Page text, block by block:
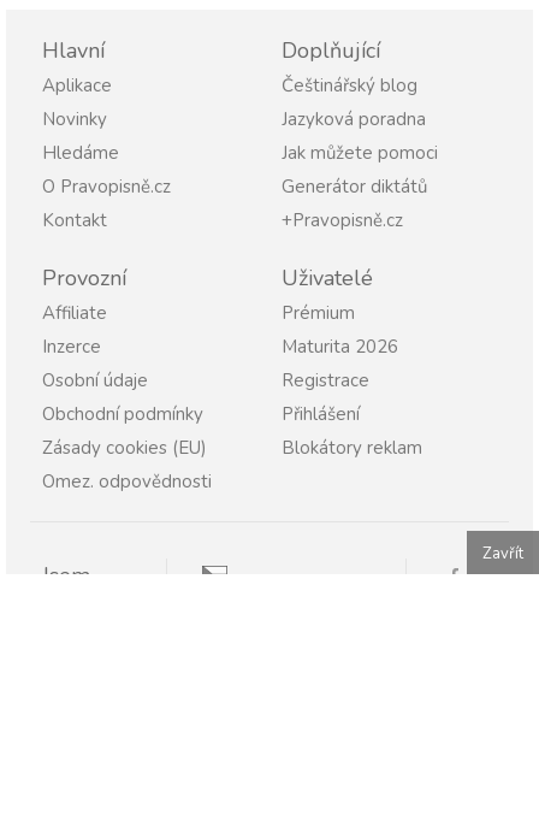
Hlavní
Aplikace
Novinky
Hledáme
O Pravopisně.cz
Kontakt
Doplňující
Češtinářský blog
Jazyková poradna
Jak můžete pomoci
Generátor diktátů
+Pravopisně.cz
Provozní
Affiliate
Inzerce
Osobní údaje
Obchodní podmínky
Zásady cookies (EU)
Omez. odpovědnosti
Uživatelé
Prémium
Maturita 2026
Registrace
Přihlášení
Blokátory reklam
Jsem
Zavřít